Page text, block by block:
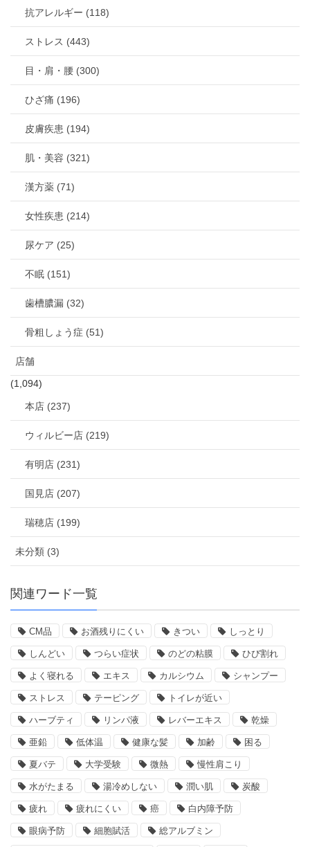
抗アレルギー (118)
ストレス (443)
目・肩・腰 (300)
ひざ痛 (196)
皮膚疾患 (194)
肌・美容 (321)
漢方薬 (71)
女性疾患 (214)
尿ケア (25)
不眠 (151)
歯槽膿漏 (32)
骨粗しょう症 (51)
店舗
(1,094)
本店 (237)
ウィルビー店 (219)
有明店 (231)
国見店 (207)
瑞穂店 (199)
未分類 (3)
関連ワード一覧
CM品 お酒残りにくい きつい しっとり
しんどい つらい症状 のどの粘膜 ひび割れ
よく寝れる エキス カルシウム シャンプー
ストレス テーピング トイレが近い
ハーブティ リンパ液 レバーエキス 乾燥
亜鉛 低体温 健康な髪 加齢 困る
夏バテ 大学受験 微熱 慢性肩こり
水がたまる 湯冷めしない 潤い肌 炭酸
疲れ 疲れにくい 癌 白内障予防
眼病予防 細胞賦活 総アルブミン